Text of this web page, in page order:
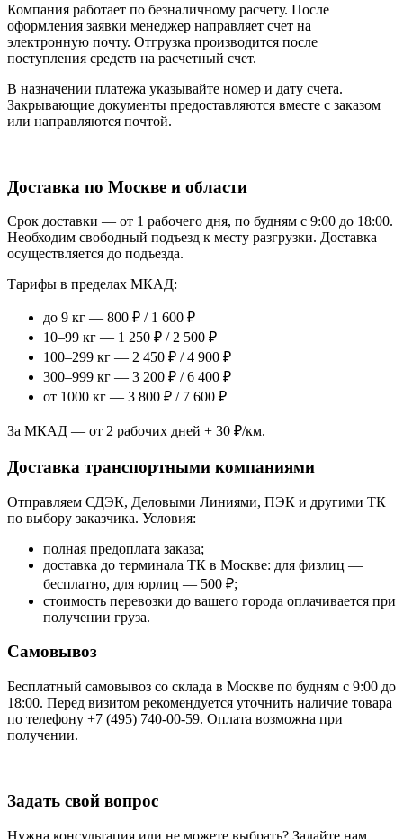
Компания работает по безналичному расчету. После
оформления заявки менеджер направляет счет на
электронную почту. Отгрузка производится после
поступления средств на расчетный счет.
В назначении платежа указывайте номер и дату счета.
Закрывающие документы предоставляются вместе с заказом
или направляются почтой.
Доставка по Москве и области
Срок доставки — от 1 рабочего дня, по будням с 9:00 до 18:00.
Необходим свободный подъезд к месту разгрузки. Доставка
осуществляется до подъезда.
Тарифы в пределах МКАД:
до 9 кг — 800 ₽ / 1 600 ₽
10–99 кг — 1 250 ₽ / 2 500 ₽
100–299 кг — 2 450 ₽ / 4 900 ₽
300–999 кг — 3 200 ₽ / 6 400 ₽
от 1000 кг — 3 800 ₽ / 7 600 ₽
За МКАД — от 2 рабочих дней + 30 ₽/км.
Доставка транспортными компаниями
Отправляем СДЭК, Деловыми Линиями, ПЭК и другими ТК
по выбору заказчика. Условия:
полная предоплата заказа;
доставка до терминала ТК в Москве: для физлиц —
бесплатно, для юрлиц — 500 ₽;
стоимость перевозки до вашего города оплачивается при
получении груза.
Самовывоз
Бесплатный самовывоз со склада в Москве по будням с 9:00 до
18:00. Перед визитом рекомендуется уточнить наличие товара
по телефону +7 (495) 740-00-59. Оплата возможна при
получении.
Задать свой вопрос
Нужна консультация или не можете выбрать? Задайте нам